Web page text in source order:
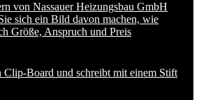
von Nassauer Heizungsbau GmbH
sich ein Bild davon machen, wie
Größe, Anspruch und Preis